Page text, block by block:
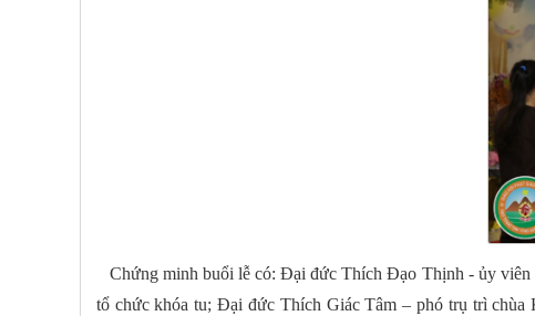
Chứng minh buổi lễ có: Đại đức Thích Đạo Thịnh - ủy viên
tổ chức khóa tu; Đại đức Thích Giác Tâm – phó trụ trì